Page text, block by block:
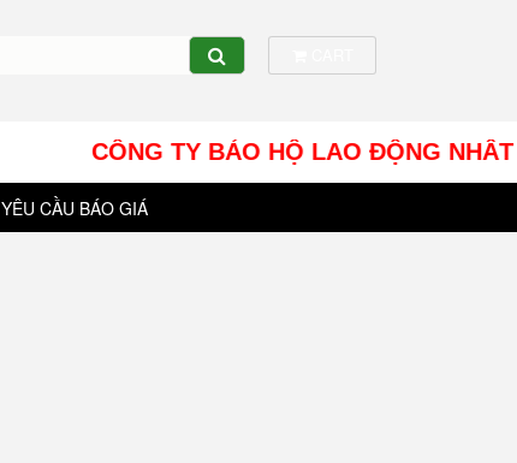
CÔNG TY BẢO HỘ LAO ĐỘNG NHÂT
YÊU CẦU BÁO GIÁ